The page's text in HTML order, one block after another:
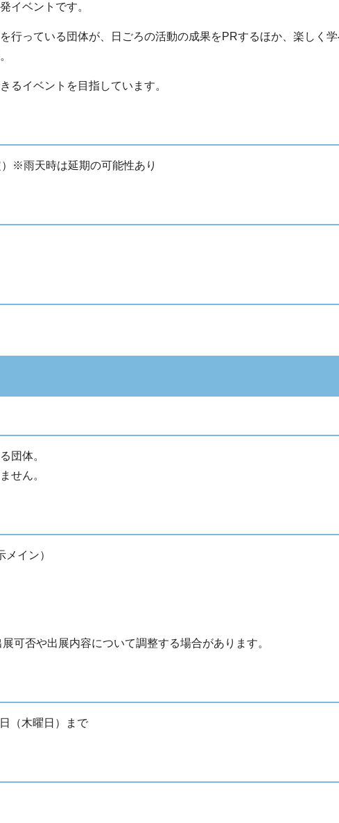
イベントです。
行っている団体が、日ごろの活動の成果をPRするほか、楽しく
るイベントを目指しています。
※雨天時は延期の可能性あり
団体。
せん。
イン）
可否や出展内容について調整する場合があります。
（木曜日）まで